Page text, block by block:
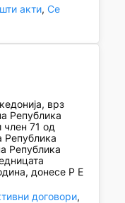
акти, Се
врз
Република
член 71 од
Република
Република
донесе Р Е
договори